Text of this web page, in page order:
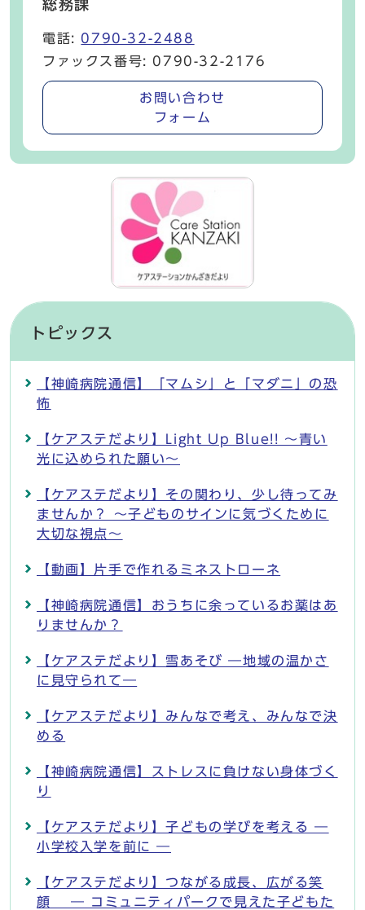
総務課
電話: 0790-32-2488
ファックス番号: 0790-32-2176
お問い合わせ
フォーム
トピックス
【神崎病院通信】「マムシ」と「マダニ」の恐
怖
【ケアステだより】Light Up Blue!! ～青い
光に込められた願い～
【ケアステだより】その関わり、少し待ってみ
ませんか？ ～子どものサインに気づくために
大切な視点～
【動画】片手で作れるミネストローネ
【神崎病院通信】おうちに余っているお薬はあ
りませんか？
【ケアステだより】雪あそび ―地域の温かさ
に見守られて―
【ケアステだより】みんなで考え、みんなで決
める
【神崎病院通信】ストレスに負けない身体づく
り
【ケアステだより】子どもの学びを考える ―
小学校入学を前に ―
【ケアステだより】つながる成長、広がる笑
顔 ― コミュニティパークで見えた子どもた